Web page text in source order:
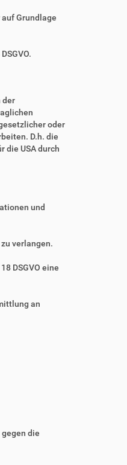
Grundlage
der
oder
D.h. die
die USA durch
und
verlangen.
DSGVO eine
an
die